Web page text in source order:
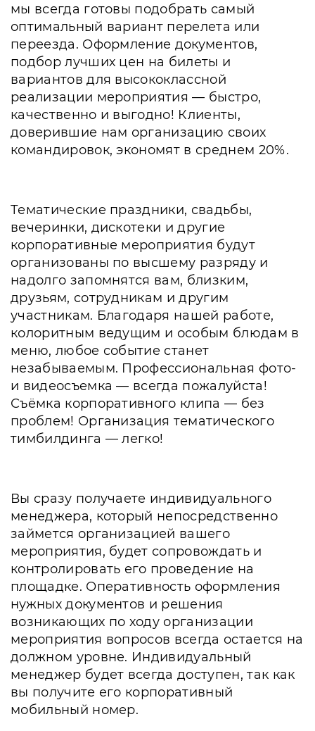
мы всегда готовы подобрать самый
оптимальный вариант перелета или
переезда. Оформление документов,
подбор лучших цен на билеты и
вариантов для высококлассной
реализации мероприятия — быстро,
качественно и выгодно! Клиенты,
доверившие нам организацию своих
командировок, экономят в среднем 20%.
Тематические праздники, свадьбы,
вечеринки, дискотеки и другие
корпоративные мероприятия будут
организованы по высшему разряду и
надолго запомнятся вам, близким,
друзьям, сотрудникам и другим
участникам. Благодаря нашей работе,
колоритным ведущим и особым блюдам в
меню, любое событие станет
незабываемым. Профессиональная фото-
и видеосъемка — всегда пожалуйста!
Съёмка корпоративного клипа — без
проблем! Организация тематического
тимбилдинга — легко!
Вы сразу получаете индивидуального
менеджера, который непосредственно
займется организацией вашего
мероприятия, будет сопровождать и
контролировать его проведение на
площадке. Оперативность оформления
нужных документов и решения
возникающих по ходу организации
мероприятия вопросов всегда остается на
должном уровне. Индивидуальный
менеджер будет всегда доступен, так как
вы получите его корпоративный
мобильный номер.